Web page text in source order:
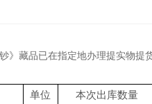
藏品已在指定地办理提实物提
单位 本次出库数量